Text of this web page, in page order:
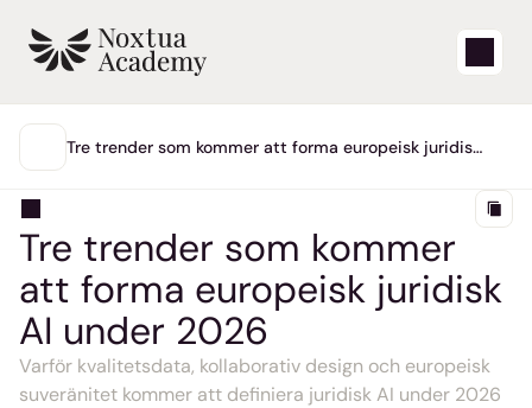
Starta
HUVUDMENY
Supportartiklar
Produktuppdateringar
Tre trender som kommer att forma europeisk juridisk
Tre trender som kommer
att forma europeisk juridisk
AI under 2026
Varför kvalitetsdata, kollaborativ design och europeisk
suveränitet kommer att definiera juridisk AI under 2026